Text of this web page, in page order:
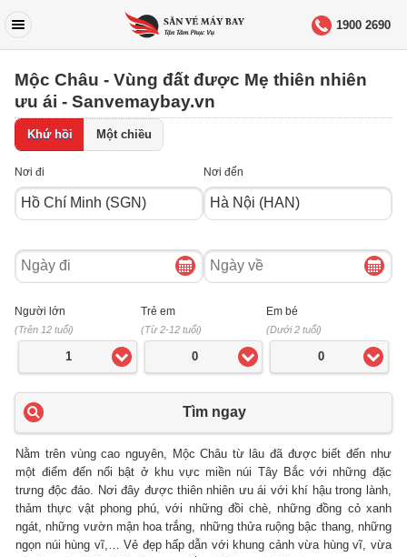
1900 2690
Mộc Châu - Vùng đất được Mẹ thiên nhiên
ưu ái - Sanvemaybay.vn
Khứ hồi Một chiều
Nơi đi Nơi đến
Ngày
đi
Ngày
về
Người lớn
(Trên 12 tuổi)
1
Trẻ em
(Từ 2-12 tuổi)
0
Em bé
(Dưới 2 tuổi)
0
Tìm ngay
Nằm trên vùng cao nguyên, Mộc Châu từ lâu đã được biết đến như
một điểm đến nổi bật ở khu vực miền núi Tây Bắc với những đặc
trưng độc đáo. Nơi đây được thiên nhiên ưu ái với khí hậu trong lành,
thảm thực vật phong phú, với những đồi chè, những đồng cỏ xanh
ngát, những vườn mận hoa trắng, những thửa ruộng bậc thang, những
ngọn núi hùng vĩ,… Vẻ đẹp hấp dẫn với khung cảnh vừa hùng vĩ, vừa